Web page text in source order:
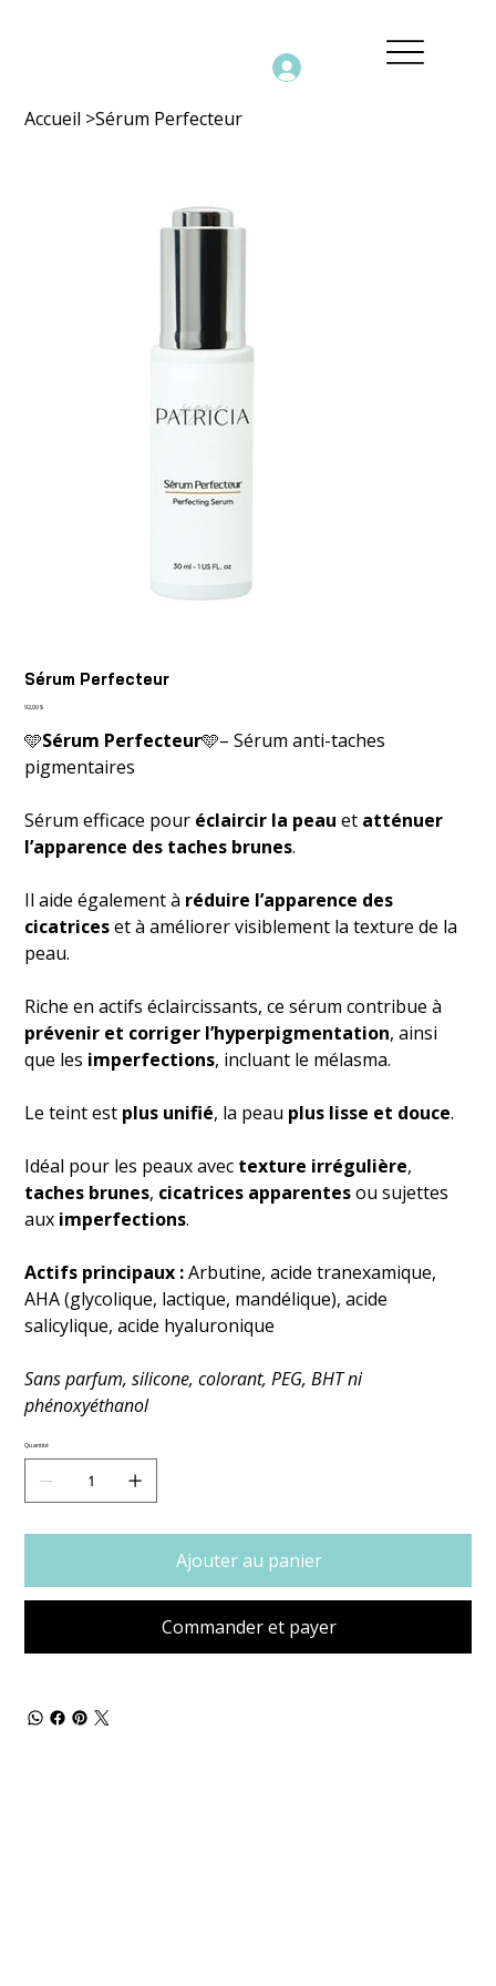
Accueil >Sérum Perfecteur
Sérum Perfecteur
Prix
92,00 $
🩵Sérum Perfecteur🩵– Sérum anti-taches
pigmentaires
Sérum efficace pour éclaircir la peau et atténuer
l’apparence des taches brunes.
Il aide également à réduire l’apparence des
cicatriceset à améliorer visiblement la texture de la
peau.
Riche en actifs éclaircissants, ce sérum contribue à
prévenir et corriger l’hyperpigmentation, ainsi
que les imperfections, incluant le mélasma.
Le teint est plus unifié, la peau plus lisse et douce.
Idéal pour les peaux avec texture irrégulière,
taches brunes, cicatrices apparentesou sujettes
aux imperfections.
Actifs principaux :Arbutine, acide tranexamique,
AHA (glycolique, lactique, mandélique), acide
salicylique, acide hyaluronique
Sans parfum, silicone, colorant, PEG, BHT ni
phénoxyéthanol
Quantité
Ajouter au panier
Commander et payer